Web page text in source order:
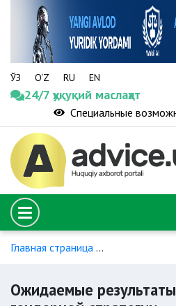
ЎЗ O‘Z RU EN
24/7 ҳуқуқий маслаҳат
Специальные
Главная страница
Ожидаемые